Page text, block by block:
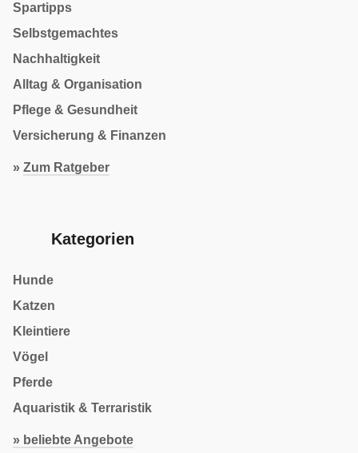
Spartipps
Selbstgemachtes
Nachhaltigkeit
Alltag & Organisation
Pflege & Gesundheit
Versicherung & Finanzen
» Zum Ratgeber
Kategorien
Hunde
Katzen
Kleintiere
Vögel
Pferde
Aquaristik & Terraristik
» beliebte Angebote